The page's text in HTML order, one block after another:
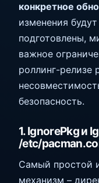
конкретное
изменения
подготовлены,
важное
роллинг-релизе
безопасность.
1. IgnorePkg и
/etc/
Самый простой
механизм –